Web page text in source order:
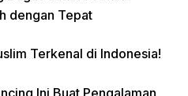
dengan Tepat
Terkenal di Indonesia!